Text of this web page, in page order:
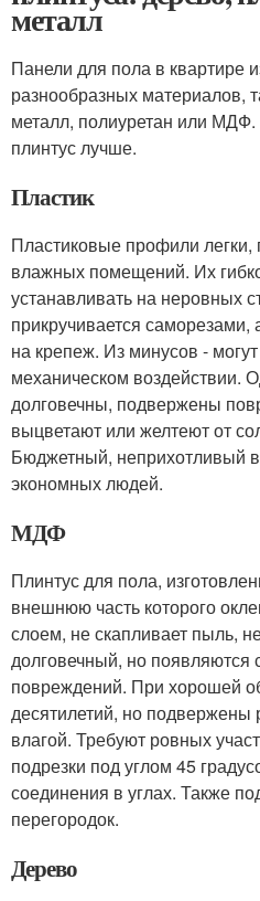
металл
Панели для пола в квартире
разнообразных материалов,
металл, полиуретан или МДФ.
плинтус лучше.
Пластик
Пластиковые профили легки,
влажных помещений. Их
устанавливать на неровных
прикручивается
на крепеж. Из минусов -
механическом воздействии.
долговечны, подвержены
выцветают или желтеют от
Бюджетный, неприхотливый
экономных людей.
МДФ
Плинтус для пола,
внешнюю часть которого
слоем, не скапливает пыль,
долговечный, но появляются
повреждений. При хорошей
десятилетий, но подвержены
влагой. Требуют ровных
подрезки под углом 45
соединения в углах. Также
перегородок.
Дерево